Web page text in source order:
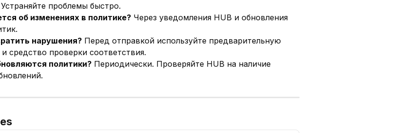
проблемы быстро.
об изменениях в политике? Через уведомления HUB и обновления
нарушения? Перед отправкой используйте предварительную
средство проверки соответствия.
политики? Периодически. Проверяйте HUB на наличие